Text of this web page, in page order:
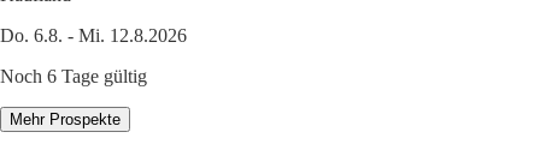
Do. 6.8. - Mi. 12.8.2026
Noch 6 Tage gültig
Mehr Prospekte